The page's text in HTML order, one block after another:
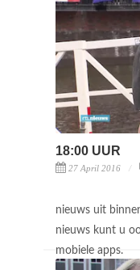
18:00 UUR
27 April 2016
nieuws uit
nieuws kunt u
mobiele apps.